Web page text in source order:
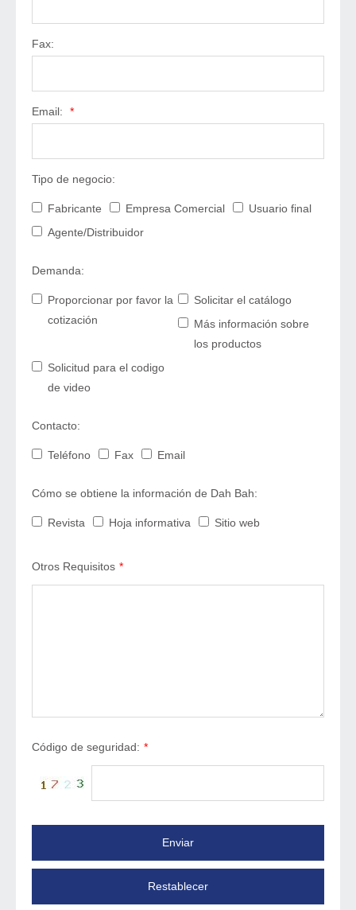
Fax:
Email: *
Tipo de negocio:
Fabricante Empresa Comercial
Usuario final
Agente/Distribuidor
Demanda:
Proporcionar por favor la
cotización
Solicitar el catálogo
Más información sobre
los productos
Solicitud para el codigo
de video
Contacto:
Teléfono Fax Email
Cómo se obtiene la información de Dah Bah:
Revista Hoja informativa Sitio web
Otros Requisitos *
Código de seguridad: *
Enviar
Restablecer